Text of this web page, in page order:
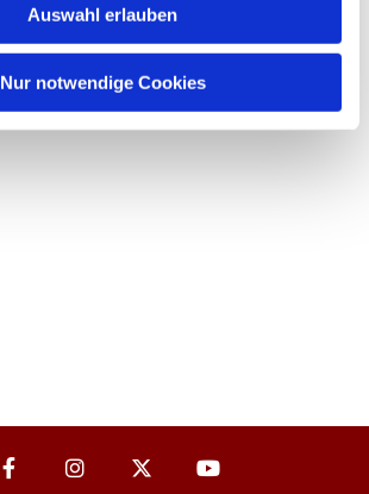
Auswahl erlauben
Nur notwendige Cookies